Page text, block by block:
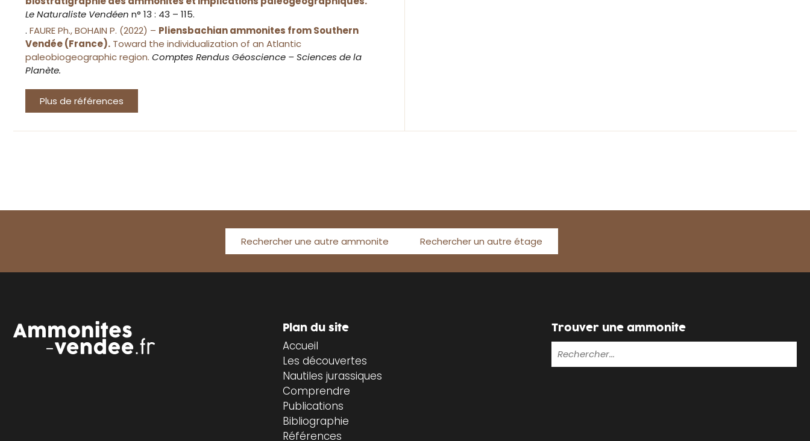
Le Naturaliste Vendéen n° 13 : 43 – 115.
. FAURE Ph., BOHAIN P. (2022) – Pliensbachian ammonites from Southern
Vendée (France). Toward the individualization of an Atlantic
paleobiogeographic region. Comptes Rendus Géoscience – Sciences de la
Planète.
Plus de références
Rechercher une autre ammonite Rechercher un autre étage
Plan du site
Accueil
Les découvertes
Nautiles jurassiques
Comprendre
Publications
Bibliographie
Références
Trouver une ammonite